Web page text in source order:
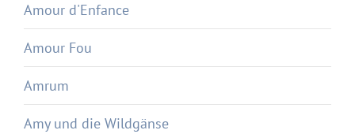
Amour d'Enfance
Amour Fou
Amrum
Amy und die Wildgänse